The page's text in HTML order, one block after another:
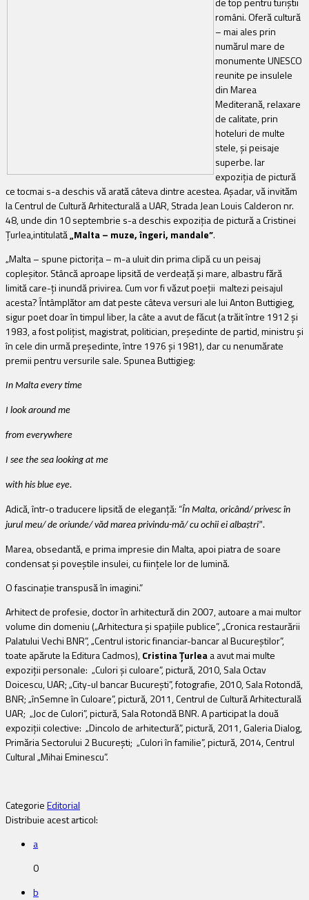
români. Oferă cultură
– mai ales prin
numărul mare de
monumente UNESCO
reunite pe insulele
din Marea
Mediterană, relaxare
de calitate, prin
hoteluri de multe
stele, și peisaje
superbe. Iar
expoziția de pictură
ce tocmai s-a deschis vă arată câteva dintre acestea. Așadar, vă invităm
la Centrul de Cultură Arhitecturală a UAR, Strada Jean Louis Calderon nr.
48, unde din 10 septembrie s-a deschis expoziţia de pictură a Cristinei
Ţurlea,intitulată„Malta – muze, îngeri, mandale”.
„Malta – spune pictoriţa – m-a uluit din prima clipă cu un peisaj
copleşitor. Stâncă aproape lipsită de verdeaţă şi mare, albastru fără
limită care-ţi inundă privirea. Cum vor fi văzut poeţii maltezi peisajul
acesta? Întâmplător am dat peste câteva versuri ale lui Anton Buttigieg,
sigur poet doar în timpul liber, la câte a avut de făcut (a trăit între 1912 şi
1983, a fost poliţist, magistrat, politician, preşedinte de partid, ministru şi
în cele din urmă preşedinte, între 1976 şi 1981), dar cu nenumărate
premii pentru versurile sale. Spunea Buttigieg:
In Malta every time
I look around me
from everywhere
I see the sea looking at me
with his blue eye.
Adică, într-o traducere lipsită de eleganţă: “În Malta, oricând/ privesc în
jurul meu/ de oriunde/ văd marea privindu-mă/ cu ochii ei albaştri”.
Marea, obsedantă, e prima impresie din Malta, apoi piatra de soare
condensat şi poveştile insulei, cu fiinţele lor de lumină.
O fascinaţie transpusă în imagini.”
Arhitect de profesie, doctor în arhitectură din 2007, autoare a mai multor
volume din domeniu („Arhitectura şi spaţiile publice”, „Cronica restaurării
Palatului Vechi BNR”, „Centrul istoric financiar-bancar al Bucureştilor”,
toate apărute la Editura Cadmos),Cristina Ţurleaa avut mai multe
expoziţii personale: „Culori şi culoare”, pictură, 2010, Sala Octav
Doicescu, UAR; „City-ul bancar Bucureşti”, fotografie, 2010, Sala Rotondă,
BNR; „înSemne în Culoare”, pictură, 2011, Centrul de Cultură Arhitecturală
UAR; „Joc de Culori”, pictură, Sala Rotondă BNR. A participat la două
expoziţii colective: „Dincolo de arhitectură”, pictură, 2011, Galeria Dialog,
Primăria Sectorului 2 Bucureşti; „Culori în familie”, pictură, 2014, Centrul
Cultural „Mihai Eminescu”.
CategorieEditorial
Distribuie acest articol:
a
0
b